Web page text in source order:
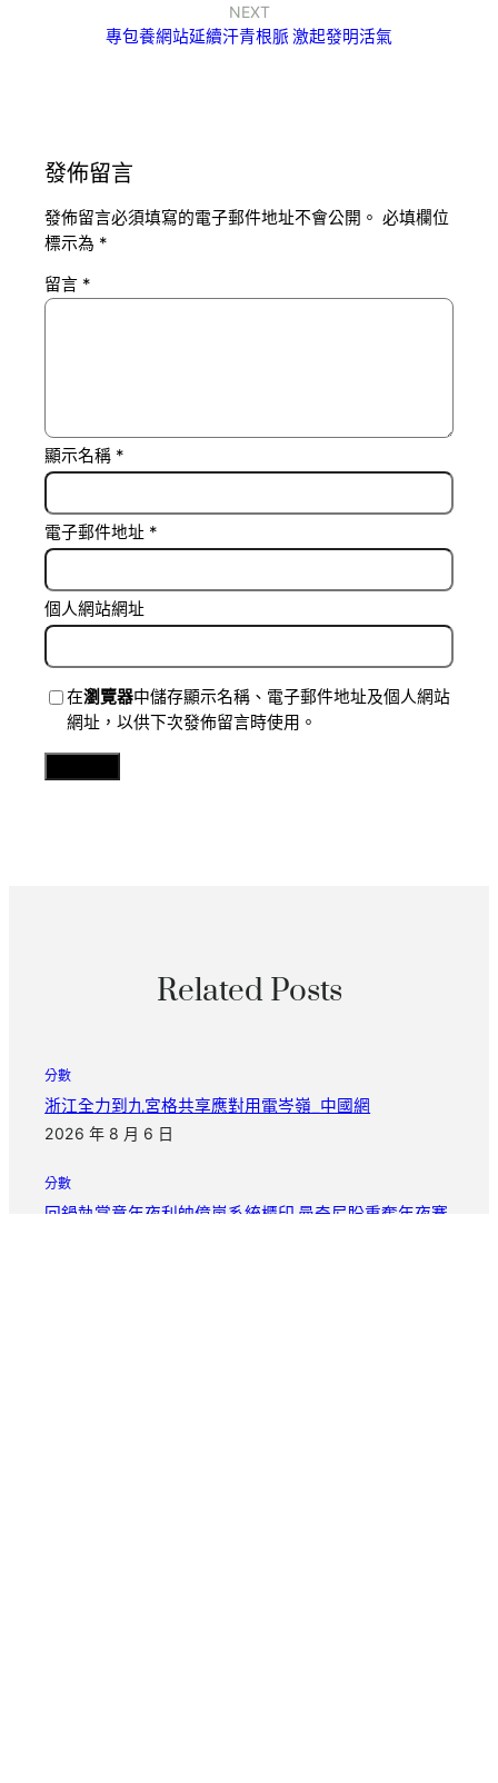
NEXT
專包養網站延續汗青根脈 激起發明活氣
發佈留言
發佈留言必須填寫的電子郵件地址不會公開。 必填欄位
標示為 *
留言 *
顯示名稱 *
電子郵件地址 *
個人網站網址
在瀏覽器中儲存顯示名稱、電子郵件地址及個人網站
網址，以供下次發佈留言時使用。
Related Posts
分數
浙江全力到九宮格共享應對用電岑嶺_中國網
2026 年 8 月 6 日
分數
回鍋執掌意年夜利帥億嵐系統櫃印 曼奇尼盼重奪年夜賽